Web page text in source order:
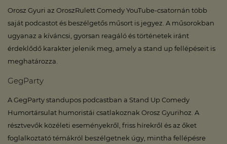
Orosz Gyuri az OroszRulett Comedy YouTube-csatornán több
saját podcastot és beszélgetős műsort is jegyez. A műsorokban
ugyanaz a kíváncsi, gyorsan reagáló és történetek iránt
érdeklődő karakter jelenik meg, amely a stand up fellépéseit is
meghatározza.
GegParty
A GegParty standupos podcastban a Stand Up Comedy
Humortársulat humoristái csatlakoznak Orosz Gyurihoz. A
résztvevők közéleti eseményekről, friss hírekről és az őket
foglalkoztató témákról beszélgetnek úgy, mintha fellépésre